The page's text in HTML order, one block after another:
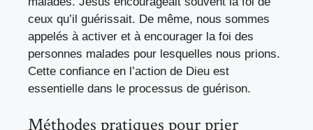
ceux qu’il guérissait. De même, nous sommes
appelés à activer et à encourager la foi des
personnes malades pour lesquelles nous prions.
Cette confiance en l’action de Dieu est
essentielle dans le processus de guérison.
Méthodes pratiques pour prier